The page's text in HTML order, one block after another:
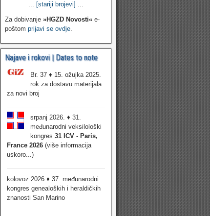
... [stariji brojevi] ...
Za dobivanje »HGZD Novosti«e-
poštom prijavi se ovdje.
Najave i rokovi | Dates to note
Br. 37 ♦ 15. ožujka 2025.
rok za dostavu materijala
za novi broj
srpanj 2026. ♦ 31.
međunarodni veksilološki
kongres 31 ICV - Paris,
France 2026(više informacija
uskoro...)
kolovoz 2026 ♦ 37. međunarodni
kongres genealoških i heraldičkih
znanosti San Marino